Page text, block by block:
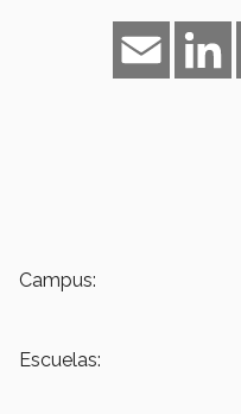
Email
Campus:
Escuelas: